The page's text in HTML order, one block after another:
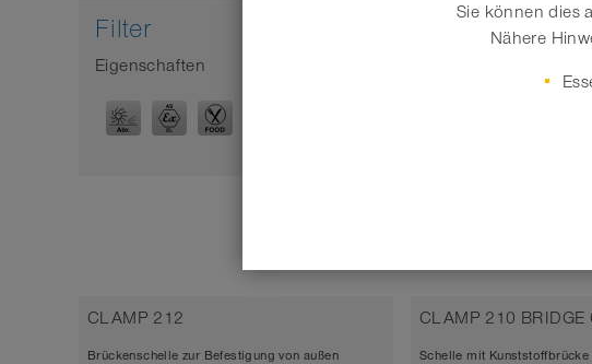
Filter
Eigenschaften
CLAMP 212
Brückenschelle zur Befestigung von außen
CLAMP 210 BRIDGE
Schelle mit
Sie können dies
Nähere